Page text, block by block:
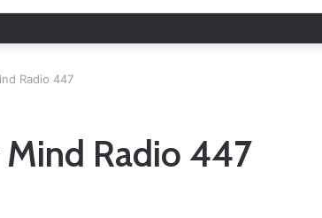
Radio 447
Mind Radio 447